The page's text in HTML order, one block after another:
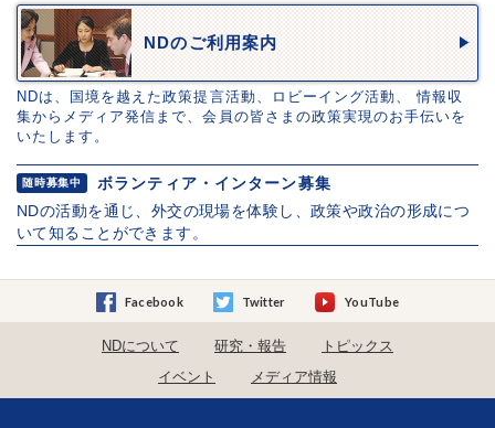
NDのご利用案内
NDは、国境を越えた政策提言活動、ロビーイング活動、 情報収
集からメディア発信まで、会員の皆さまの政策実現のお手伝いを
いたします。
随時募集中
ボランティア・インターン募集
NDの活動を通じ、外交の現場を体験し、政策や政治の形成につ
いて知ることができます。
Facebook Twitter YouTube
NDについて 研究・報告
トピックス
イベント
メディア情報